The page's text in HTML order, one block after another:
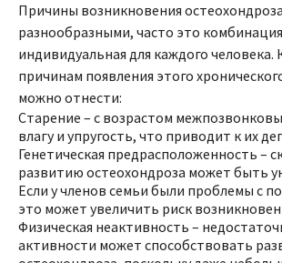
Причины возникновения
разнообразными, часто это
индивидуальная для каждого
причинам появления этого
можно отнести:
Старение – с возрастом
влагу и упругость, что приводит к их
Генетическая предрасположенность –
развитию остеохондроза может быть
Если у членов семьи были проблемы с
это может увеличить риск
Физическая неактивность –
активности может способствовать